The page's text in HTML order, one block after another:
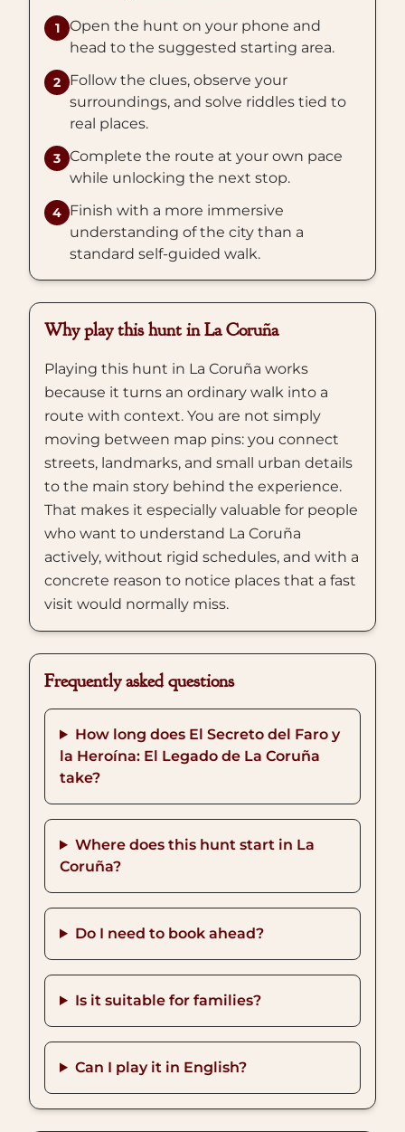
1
Open the hunt on your phone and
head to the suggested starting area.
2
Follow the clues, observe your
surroundings, and solve riddles tied to
real places.
3 Complete the route at your own pace
while unlocking the next stop.
4 Finish with a more immersive
understanding of the city than a
standard self-guided walk.
Why play this hunt in La Coruña
Playing this hunt in La Coruña works
because it turns an ordinary walk into a
route with context. You are not simply
moving between map pins: you connect
streets, landmarks, and small urban details
to the main story behind the experience.
That makes it especially valuable for people
who want to understand La Coruña
actively, without rigid schedules, and with a
concrete reason to notice places that a fast
visit would normally miss.
Frequently asked questions
How long does El Secreto del Faro y
la Heroína: El Legado de La Coruña
take?
Where does this hunt start in La
Coruña?
Do I need to book ahead?
Is it suitable for families?
Can I play it in English?